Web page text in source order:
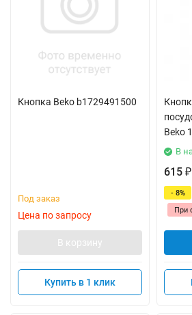
Кнопка Beko b1729491500
Под заказ
Цена по запросу
В корзину
Купить в 1 клик
Beko
В
615 ₽
- 8%
При